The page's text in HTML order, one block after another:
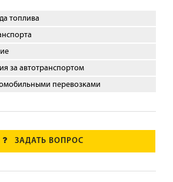
топлива
за автотранспортом
перевозками
ЗАДАТЬ ВОПРОС